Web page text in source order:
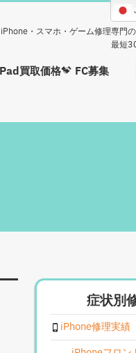
iPhone・スマホ・ゲーム修理専門の
最短
買取価格 FC募集
症状別
iPhone修理実績